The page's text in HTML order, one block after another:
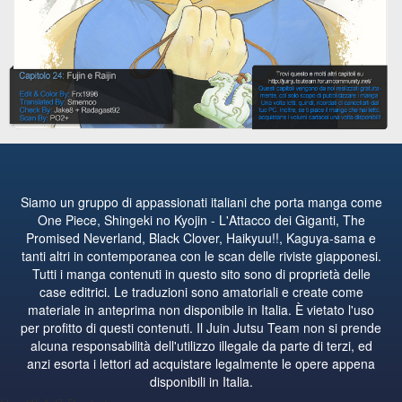
Siamo un gruppo di appassionati italiani che porta manga come
One Piece, Shingeki no Kyojin - L'Attacco dei Giganti, The
Promised Neverland, Black Clover, Haikyuu!!, Kaguya-sama e
tanti altri in contemporanea con le scan delle riviste giapponesi.
Tutti i manga contenuti in questo sito sono di proprietà delle
case editrici. Le traduzioni sono amatoriali e create come
materiale in anteprima non disponibile in Italia. È vietato l'uso
per profitto di questi contenuti. Il Juin Jutsu Team non si prende
alcuna responsabilità dell'utilizzo illegale da parte di terzi, ed
anzi esorta i lettori ad acquistare legalmente le opere appena
disponibili in Italia.